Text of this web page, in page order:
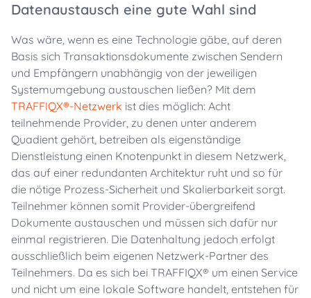
Datenaustausch eine gute Wahl sind
Was wäre, wenn es eine Technologie gäbe, auf deren
Basis sich Transaktionsdokumente zwischen Sendern
und Empfängern unabhängig von der jeweiligen
Systemumgebung austauschen ließen? Mit dem
TRAFFIQX®-Netzwerk ist dies möglich: Acht
teilnehmende Provider, zu denen unter anderem
Quadient gehört, betreiben als eigenständige
Dienstleistung einen Knotenpunkt in diesem Netzwerk,
das auf einer redundanten Architektur ruht und so für
die nötige Prozess-Sicherheit und Skalierbarkeit sorgt.
Teilnehmer können somit Provider-übergreifend
Dokumente austauschen und müssen sich dafür nur
einmal registrieren. Die Datenhaltung jedoch erfolgt
ausschließlich beim eigenen Netzwerk-Partner des
Teilnehmers. Da es sich bei TRAFFIQX® um einen Service
und nicht um eine lokale Software handelt, entstehen für